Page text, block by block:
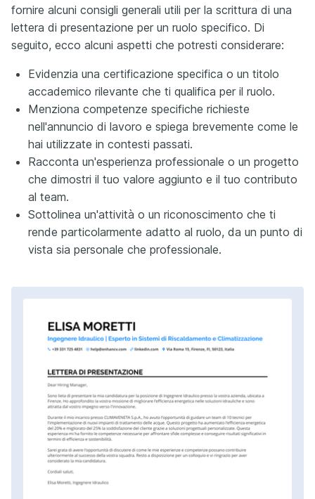
fornire alcuni consigli generali utili per la scrittura di una
lettera di presentazione per un ruolo specifico. Di
seguito, ecco alcuni aspetti che potresti considerare:
Evidenzia una certificazione specifica o un titolo
accademico rilevante che ti qualifica per il ruolo.
Menziona competenze specifiche richieste
nell'annuncio di lavoro e spiega brevemente come le
hai utilizzate in contesti passati.
Racconta un'esperienza professionale o un progetto
che dimostri il tuo valore aggiunto e il tuo contributo
al team.
Sottolinea un'attività o un riconoscimento che ti
rende particolarmente adatto al ruolo, da un punto di
vista sia personale che professionale.